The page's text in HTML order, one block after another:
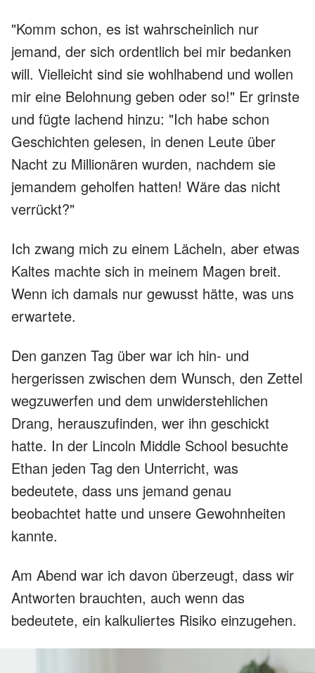
"Komm schon, es ist wahrscheinlich nur
jemand, der sich ordentlich bei mir bedanken
will. Vielleicht sind sie wohlhabend und wollen
mir eine Belohnung geben oder so!" Er grinste
und fügte lachend hinzu: "Ich habe schon
Geschichten gelesen, in denen Leute über
Nacht zu Millionären wurden, nachdem sie
jemandem geholfen hatten! Wäre das nicht
verrückt?"
Ich zwang mich zu einem Lächeln, aber etwas
Kaltes machte sich in meinem Magen breit.
Wenn ich damals nur gewusst hätte, was uns
erwartete.
Den ganzen Tag über war ich hin- und
hergerissen zwischen dem Wunsch, den Zettel
wegzuwerfen und dem unwiderstehlichen
Drang, herauszufinden, wer ihn geschickt
hatte. In der Lincoln Middle School besuchte
Ethan jeden Tag den Unterricht, was
bedeutete, dass uns jemand genau
beobachtet hatte und unsere Gewohnheiten
kannte.
Am Abend war ich davon überzeugt, dass wir
Antworten brauchten, auch wenn das
bedeutete, ein kalkuliertes Risiko einzugehen.